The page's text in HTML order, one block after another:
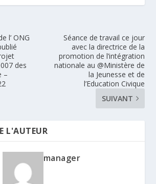
l’ ONG
des
–
Séance de travail ce jour
avec la directrice de la
promotion de l’intégration
nationale au @Ministère de
la Jeunesse et de
l’Education Civique
SUIVANT
L'AUTEUR
manager